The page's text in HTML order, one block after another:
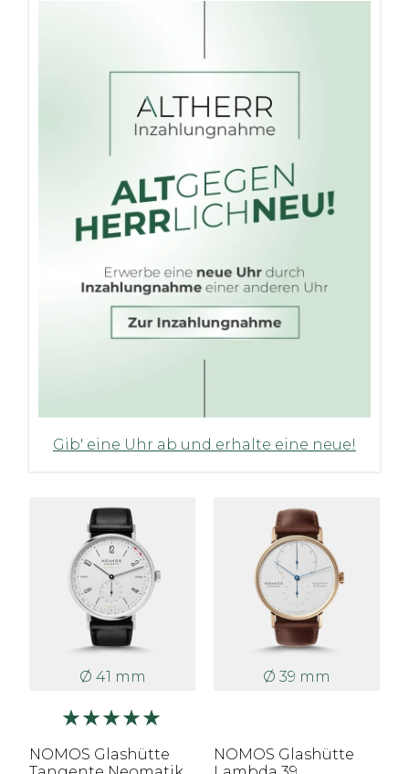
Gib' eine Uhr ab und erhalte eine neue!
Ø 41 mm
NOMOS Glashütte
Ø 39 mm
NOMOS Glashütte